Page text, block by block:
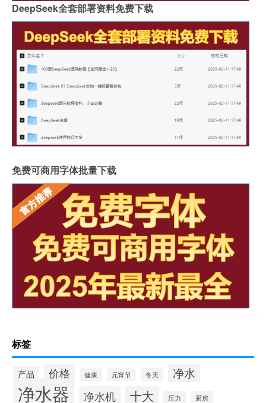
DeepSeek全套部署资料免费下载
免费可商用字体批量下载
标签
产品 价格 健康 元宵节 冬天 净水
净水器 净水机 十大 压力 厨房